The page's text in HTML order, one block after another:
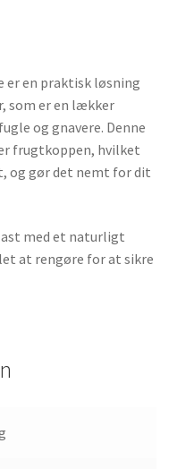
er en praktisk løsning
som er en lækker
og gnavere. Denne
frugtkoppen, hvilket
og gør det nemt for dit
med et naturligt
at rengøre for at sikre